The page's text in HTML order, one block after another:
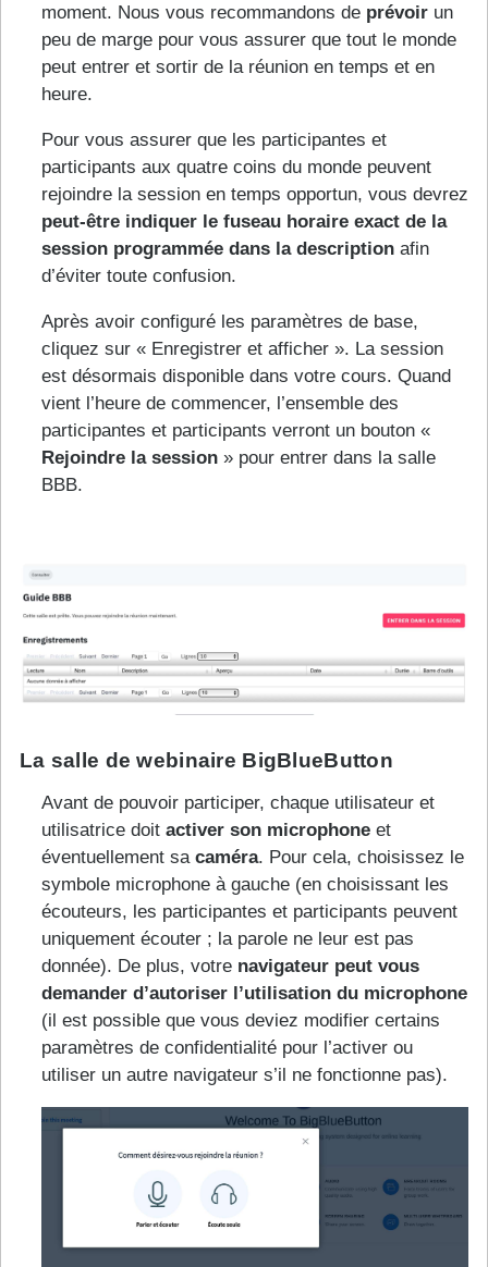
moment. Nous vous recommandons de prévoir un
peu de marge pour vous assurer que tout le monde
peut entrer et sortir de la réunion en temps et en
heure.
Pour vous assurer que les participantes et
participants aux quatre coins du monde peuvent
rejoindre la session en temps opportun, vous devrez
peut-être indiquer le fuseau horaire exact de la
session programmée dans la description afin
d’éviter toute confusion.
Après avoir configuré les paramètres de base,
cliquez sur « Enregistrer et afficher ». La session
est désormais disponible dans votre cours. Quand
vient l’heure de commencer, l’ensemble des
participantes et participants verront un bouton «
Rejoindre la session » pour entrer dans la salle
BBB.
La salle de webinaire BigBlueButton
Avant de pouvoir participer, chaque utilisateur et
utilisatrice doit activer son microphone et
éventuellement sa caméra. Pour cela, choisissez le
symbole microphone à gauche (en choisissant les
écouteurs, les participantes et participants peuvent
uniquement écouter ; la parole ne leur est pas
donnée). De plus, votre navigateur peut vous
demander d’autoriser l’utilisation du microphone
(il est possible que vous deviez modifier certains
paramètres de confidentialité pour l’activer ou
utiliser un autre navigateur s’il ne fonctionne pas).